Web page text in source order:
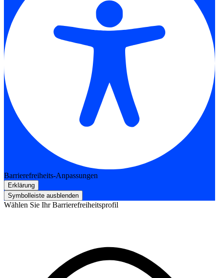
Barrierefreiheits-Anpassungen
Erklärung
Symbolleiste ausblenden
Wählen Sie Ihr Barrierefreiheitsprofil